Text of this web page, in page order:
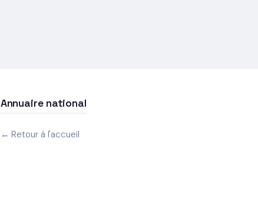
Annuaire national
← Retour à l'accueil